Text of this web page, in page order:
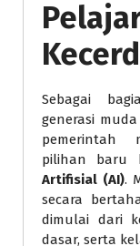
Sebagai
generasi
pemerintah
pilihan baru
Artifisial (AI).
secara
dimulai dari
dasar, serta